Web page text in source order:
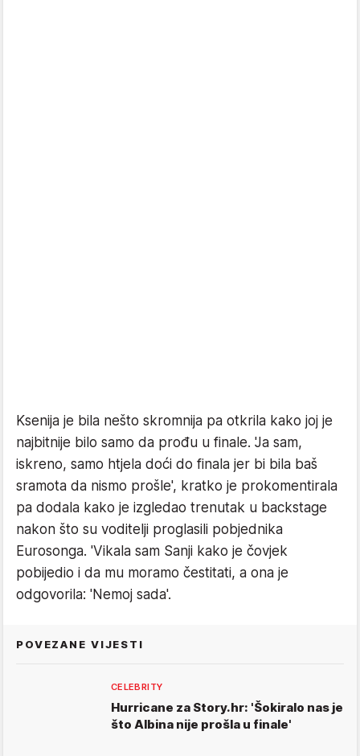
Ksenija je bila nešto skromnija pa otkrila kako joj je
najbitnije bilo samo da prođu u finale. 'Ja sam,
iskreno, samo htjela doći do finala jer bi bila baš
sramota da nismo prošle', kratko je prokomentirala
pa dodala kako je izgledao trenutak u backstage
nakon što su voditelji proglasili pobjednika
Eurosonga. 'Vikala sam Sanji kako je čovjek
pobijedio i da mu moramo čestitati, a ona je
odgovorila: 'Nemoj sada'.
POVEZANE VIJESTI
CELEBRITY
Hurricane za Story.hr: 'Šokiralo nas je
što Albina nije prošla u finale'